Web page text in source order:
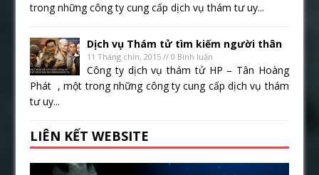
trong những công ty cung cấp dịch vụ thám tư uy...
Dịch vụ Thám tử tìm kiếm người thân
11 Tháng chín, 2015 // 0 Bình luận
Công ty dịch vụ thám tử HP – Tân Hoàng
Phát , một trong những công ty cung cấp dịch vụ thám
tư uy...
LIÊN KẾT WEBSITE